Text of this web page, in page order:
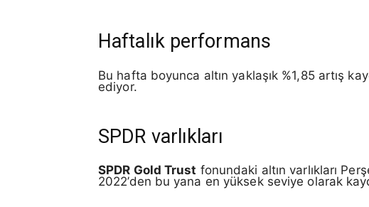
Haftalık performans
Bu hafta boyunca altın yaklaşık %1,85 artış
ediyor.
SPDR varlıkları
SPDR Gold Trust fonundaki altın varlıkları
2022’den bu yana en yüksek seviye olarak